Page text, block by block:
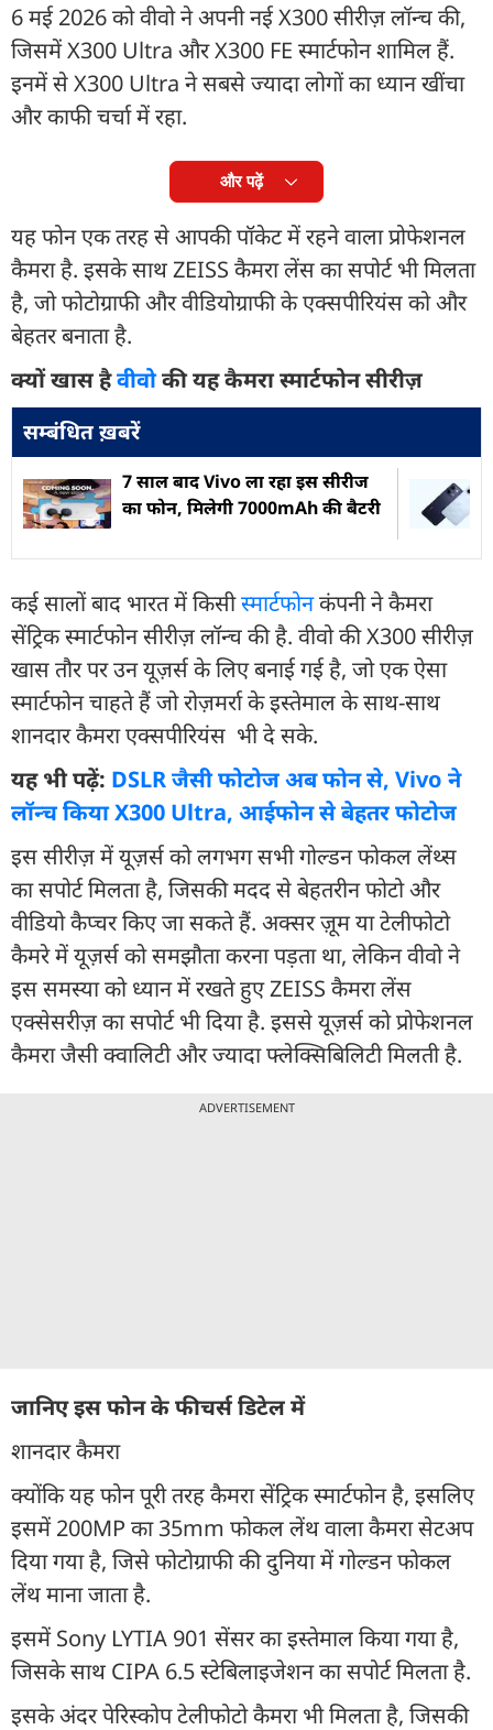
6 मई 2026 को वीवो ने अपनी नई X300 सीरीज़ लॉन्च की,
जिसमें X300 Ultra और X300 FE स्मार्टफोन शामिल हैं.
इनमें से X300 Ultra ने सबसे ज्यादा लोगों का ध्यान खींचा
और काफी चर्चा में रहा.
और पढ़ें
यह फोन एक तरह से आपकी पॉकेट में रहने वाला प्रोफेशनल
कैमरा है. इसके साथ ZEISS कैमरा लेंस का सपोर्ट भी मिलता
है, जो फोटोग्राफी और वीडियोग्राफी के एक्सपीरियंस को और
बेहतर बनाता है.
क्यों खास हैवीवोकी यह कैमरा स्मार्टफोन सीरीज़
सम्बंधित ख़बरें
7 साल बाद Vivo ला रहा इस सीरीज
का फोन, मिलेगी 7000mAh की बैटरी
कई सालों बाद भारत में किसीस्मार्टफोनकंपनी ने कैमरा
सेंट्रिक स्मार्टफोन सीरीज़ लॉन्च की है. वीवो की X300 सीरीज़
खास तौर पर उन यूज़र्स के लिए बनाई गई है, जो एक ऐसा
स्मार्टफोन चाहते हैं जो रोज़मर्रा के इस्तेमाल के साथ-साथ
शानदार कैमरा एक्सपीरियंस भी दे सके.
यह भी पढ़ें: DSLR जैसी फोटोज अब फोन से, Vivo ने
लॉन्च किया X300 Ultra, आईफोन से बेहतर फोटोज
इस सीरीज़ में यूज़र्स को लगभग सभी गोल्डन फोकल लेंथ्स
का सपोर्ट मिलता है, जिसकी मदद से बेहतरीन फोटो और
वीडियो कैप्चर किए जा सकते हैं. अक्सर ज़ूम या टेलीफोटो
कैमरे में यूज़र्स को समझौता करना पड़ता था, लेकिन वीवो ने
इस समस्या को ध्यान में रखते हुए ZEISS कैमरा लेंस
एक्सेसरीज़ का सपोर्ट भी दिया है. इससे यूज़र्स को प्रोफेशनल
कैमरा जैसी क्वालिटी और ज्यादा फ्लेक्सिबिलिटी मिलती है.
ADVERTISEMENT
जानिए इस फोन के फीचर्स डिटेल में
शानदार कैमरा
क्योंकि यह फोन पूरी तरह कैमरा सेंट्रिक स्मार्टफोन है, इसलिए
इसमें 200MP का 35mm फोकल लेंथ वाला कैमरा सेटअप
दिया गया है, जिसे फोटोग्राफी की दुनिया में गोल्डन फोकल
लेंथ माना जाता है.
इसमें Sony LYTIA 901 सेंसर का इस्तेमाल किया गया है,
जिसके साथ CIPA 6.5 स्टेबिलाइजेशन का सपोर्ट मिलता है.
इसके अंदर पेरिस्कोप टेलीफोटो कैमरा भी मिलता है, जिसकी